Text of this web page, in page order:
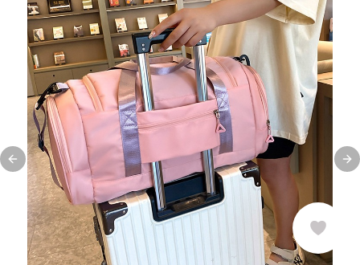
Previous slide